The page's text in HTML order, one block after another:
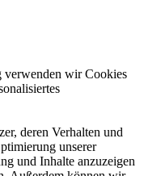
wir Cookies
deren Verhalten und
unserer
und Inhalte anzuzeigen